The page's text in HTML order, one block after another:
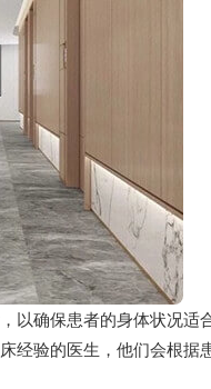
以确保患者的身体状况适
经验的医生，他们会根据